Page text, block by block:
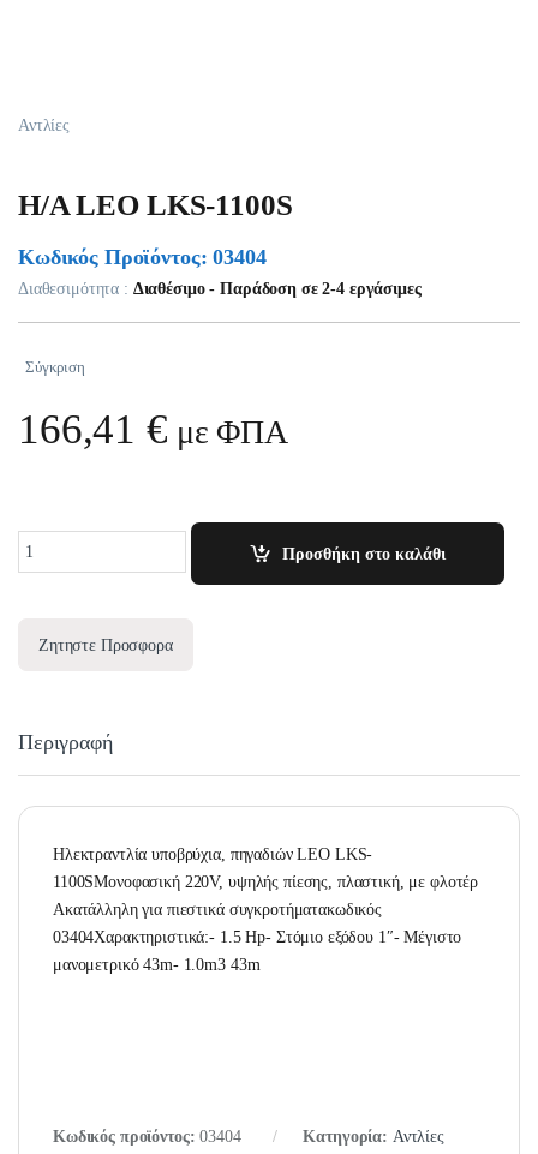
Αντλίες
H/A LEO LKS-1100S
Κωδικός Προϊόντος: 03404
Διαθεσιμότητα : Διαθέσιμο - Παράδοση σε 2-4 εργάσιμες
Σύγκριση
166,41€ με ΦΠΑ
Προσθήκη στο καλάθι
Ζητηστε Προσφορα
Περιγραφή
Ηλεκτραντλία υποβρύχια, πηγαδιών LEO LKS-
1100SΜονοφασική 220V, υψηλής πίεσης, πλαστική, με φλοτέρ
Ακατάλληλη για πιεστικά συγκροτήματακωδικός
03404Χαρακτηριστικά:- 1.5 Hp- Στόμιο εξόδου 1″- Μέγιστο
μανομετρικό 43m- 1.0m3 43m
Κωδικός προϊόντος:03404 Κατηγορία: Αντλίες